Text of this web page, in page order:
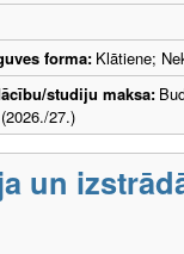
forma: Klātiene;
studiju maksa:
27.)
un